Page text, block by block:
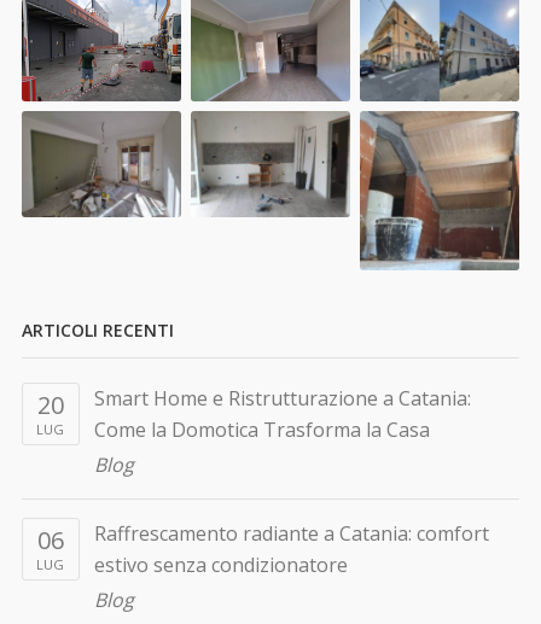
ARTICOLI RECENTI
20
LUG
Smart Home e Ristrutturazione a Catania:
Come la Domotica Trasforma la Casa
Blog
06
LUG
Raffrescamento radiante a Catania: comfort
estivo senza condizionatore
Blog